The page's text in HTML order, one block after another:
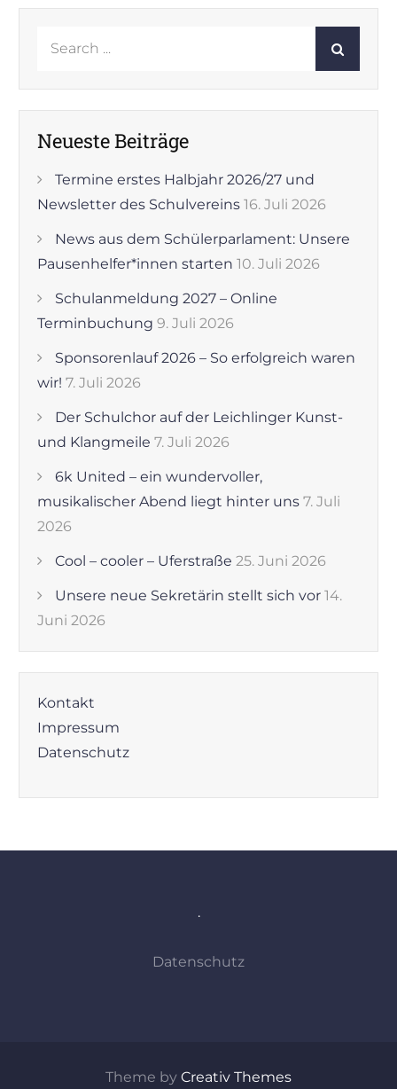
Neueste Beiträge
Termine erstes Halbjahr 2026/27 und
Newsletter des Schulvereins 16. Juli 2026
News aus dem Schülerparlament: Unsere
Pausenhelfer*innen starten 10. Juli 2026
Schulanmeldung 2027 – Online
Terminbuchung 9. Juli 2026
Sponsorenlauf 2026 – So erfolgreich waren
wir! 7. Juli 2026
Der Schulchor auf der Leichlinger Kunst-
und Klangmeile 7. Juli 2026
6k United – ein wundervoller,
musikalischer Abend liegt hinter uns 7. Juli
2026
Cool – cooler – Uferstraße 25. Juni 2026
Unsere neue Sekretärin stellt sich vor 14.
Juni 2026
Kontakt
Impressum
Datenschutz
.
Datenschutz
Theme by Creativ Themes